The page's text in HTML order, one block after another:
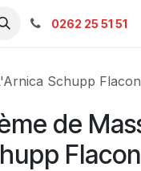
Ambulance
0262 25 51 51
Schupp
de